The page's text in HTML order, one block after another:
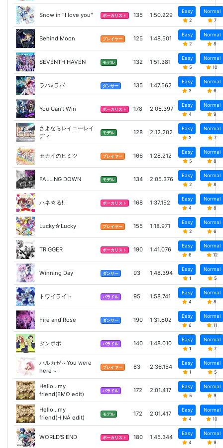
Snow in "I love you" ボーカリスト 135 1:50.229
Easy
2
Normal
7
Behind Moon プレイヤー 125 1:48.501
Easy
2
Normal
8
SEVENTH HAVEN モデル 132 1:51.381
Easy
5
Normal
10
ラバ×ラバ ダンサー 135 1:47.562
Easy
3
Normal
6
You Can't Win ボーカリスト 178 2:05.397
Easy
4
Normal
9
さよならレイニーレイ
ディ
モデル 128 2:12.202
Easy
3
Normal
7
セカイのヒミツ プレイヤー 166 1:28.212
Easy
5
Normal
8
FALLING DOWN モデル 134 2:05.376
Easy
2
Normal
8
ハネ☆る!! ボーカリスト 168 1:37.152
Easy
4
Normal
8
Lucky☆Lucky プレイヤー 155 1:18.971
Easy
2
Normal
6
TRIGGER ボーカリスト 190 1:41.076
Easy
6
Normal
12
Winning Day ダンサー 93 1:48.394
Easy
1
Normal
5
トワイライト バラドル 95 1:58.741
Easy
4
Normal
8
Fire and Rose ダンサー 190 1:31.602
Easy
6
Normal
11
タンポポ バラドル 140 1:48.010
Easy
1
Normal
7
ハルカゼ～You were
here～
プレイヤー 83 2:36.154
Easy
1
Normal
5
Hello...my
friend(EMO edit)
バラドル 172 2:01.417
Easy
5
Normal
9
Hello...my
friend(HINA edit)
モデル 172 2:01.417
Easy
4
Normal
10
WORLD'S END ボーカリスト 180 1:45.344
Easy
4
Normal
9